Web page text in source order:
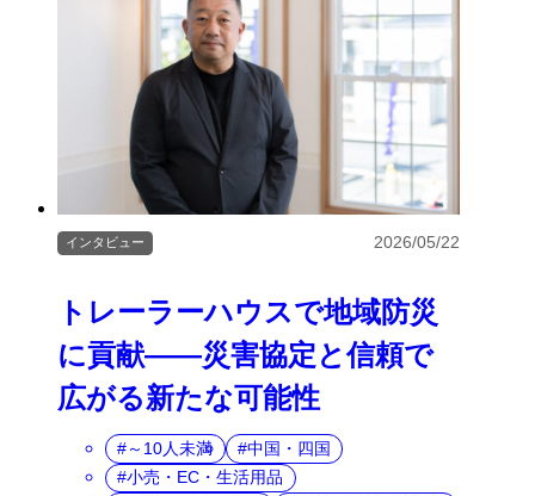
トレーラーハウスで地域防災
に貢献――災害協定と信頼で
広がる新たな可能性
インタビュー 2026/05/22
～10人未満
中国・四国
小売・EC・生活用品